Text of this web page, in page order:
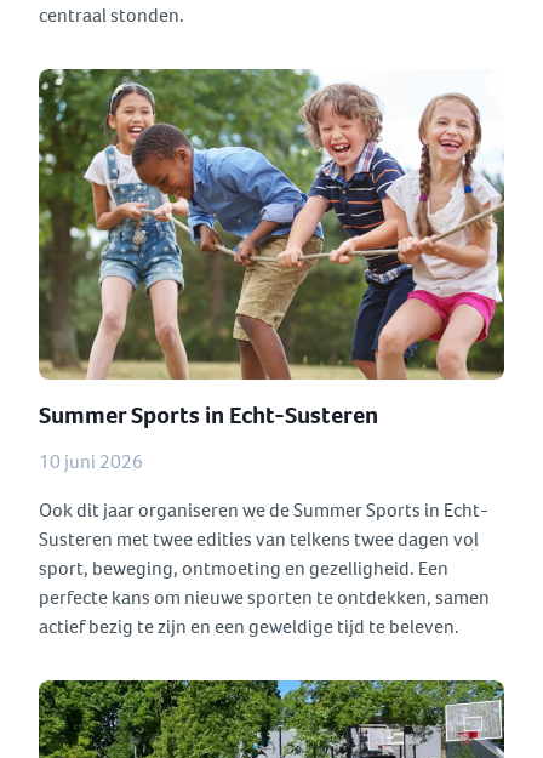
centraal stonden.
Summer Sports in Echt-Susteren
10 juni 2026
Ook dit jaar organiseren we de Summer Sports in Echt-
Susteren met twee edities van telkens twee dagen vol
sport, beweging, ontmoeting en gezelligheid. Een
perfecte kans om nieuwe sporten te ontdekken, samen
actief bezig te zijn en een geweldige tijd te beleven.